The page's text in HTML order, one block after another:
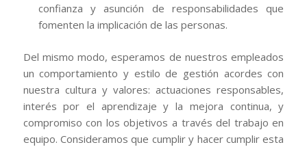
confianza y asunción de responsabilidades que
fomenten la implicación de las personas.
Del mismo modo, esperamos de nuestros empleados
un comportamiento y estilo de gestión acordes con
nuestra cultura y valores: actuaciones responsables,
interés por el aprendizaje y la mejora continua, y
compromiso con los objetivos a través del trabajo en
equipo. Consideramos que cumplir y hacer cumplir esta